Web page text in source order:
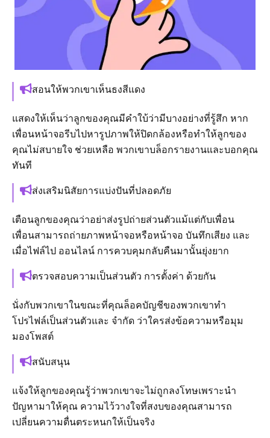
สอนให้พวกเขาเห็นธงสีแดง
แสดงให้เห็นว่าลูกของคุณมีคำใบ้ว่ามีบางอย่างที่รู้สึก หาก
เพื่อนหน้าจอรีบไปหารูปภาพให้ปิดกล้องหรือทำให้ลูกของ
คุณไม่สบายใจ ช่วยเหลือ พวกเขาบล็อกรายงานและบอกคุณ
ทันที
ส่งเสริมนิสัยการแบ่งปันที่ปลอดภัย
เตือนลูกของคุณว่าอย่าส่งรูปถ่ายส่วนตัวแม้แต่กับเพื่อน
เพื่อนสามารถถ่ายภาพหน้าจอหรือหน้าจอ บันทึกเสียง และ
เมื่อไฟล์ไป ออนไลน์ การควบคุมกลับคืนมานั้นยุ่งยาก
ตรวจสอบความเป็นส่วนตัว การตั้งค่า ด้วยกัน
นั่งกับพวกเขาในขณะที่คุณล็อคบัญชีของพวกเขาทำ
โปรไฟล์เป็นส่วนตัวและ จำกัด ว่าใครส่งข้อความหรือมุม
มองโพสต์
สนับสนุน
แจ้งให้ลูกของคุณรู้ว่าพวกเขาจะไม่ถูกลงโทษเพราะนำ
ปัญหามาให้คุณ ความไว้วางใจที่สงบของคุณสามารถ
เปลี่ยนความตื่นตระหนกให้เป็นจริง